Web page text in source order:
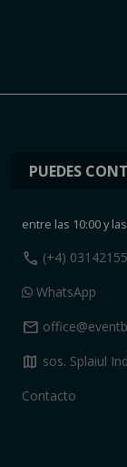
PUEDES
entre las 10:00 y
call (+4)
WhatsApp
mail
map sos. Splaiul
Contacto